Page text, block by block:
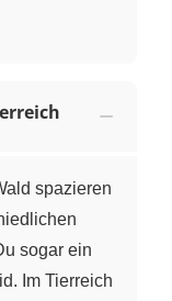
spazieren
sogar ein
Im Tierreich